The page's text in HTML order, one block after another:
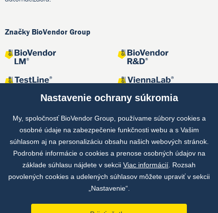
Značky BioVendor Group
Spoločné projekty
Nastavenie ochrany súkromia
My, spoločnosť BioVendor Group, používame súbory cookies a
osobné údaje na zabezpečenie funkčnosti webu a s Vašim
súhlasom aj na personalizáciu obsahu našich webových stránok.
Podrobné informácie o cookies a prenose osobných údajov na
základe súhlasu nájdete v sekcii Viac informácií . Rozsah
povolených cookies a udelených súhlasov môžete upraviť v sekcii
„Nastavenie“.